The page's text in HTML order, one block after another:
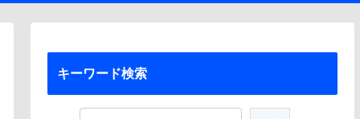
キーワード検索